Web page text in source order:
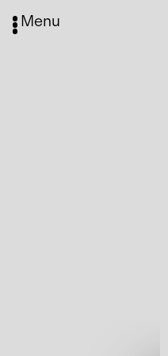
Menu